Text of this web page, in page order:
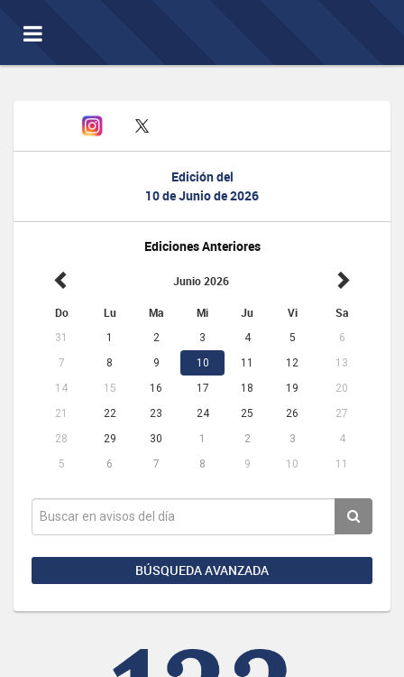
Toggle
navigation
Edición del
10 de Junio de 2026
Ediciones Anteriores
Junio 2026
Do Lu Ma Mi Ju Vi Sa
31 1 2 3 4 5
6
7
8 9 10 11 12
13
14
15 16 17 18 19
20
21
22 23 24 25 26
27
28
29 30 1 2 3
4
5
6 7 8 9 10 11
BÚSQUEDA AVANZADA